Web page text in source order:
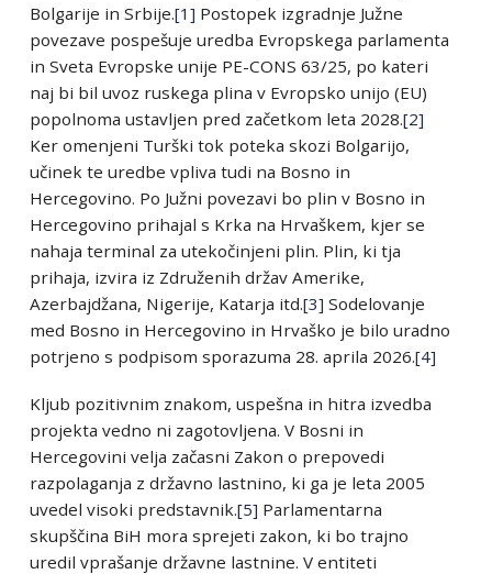
Bolgarije in Srbije.[1] Postopek izgradnje Južne
povezave pospešuje uredba Evropskega parlamenta
in Sveta Evropske unije PE-CONS 63/25, po kateri
naj bi bil uvoz ruskega plina v Evropsko unijo (EU)
popolnoma ustavljen pred začetkom leta 2028.[2]
Ker omenjeni Turški tok poteka skozi Bolgarijo,
učinek te uredbe vpliva tudi na Bosno in
Hercegovino. Po Južni povezavi bo plin v Bosno in
Hercegovino prihajal s Krka na Hrvaškem, kjer se
nahaja terminal za utekočinjeni plin. Plin, ki tja
prihaja, izvira iz Združenih držav Amerike,
Azerbajdžana, Nigerije, Katarja itd.[3] Sodelovanje
med Bosno in Hercegovino in Hrvaško je bilo uradno
potrjeno s podpisom sporazuma 28. aprila 2026.[4]
Kljub pozitivnim znakom, uspešna in hitra izvedba
projekta vedno ni zagotovljena. V Bosni in
Hercegovini velja začasni Zakon o prepovedi
razpolaganja z državno lastnino, ki ga je leta 2005
uvedel visoki predstavnik.[5] Parlamentarna
skupščina BiH mora sprejeti zakon, ki bo trajno
uredil vprašanje državne lastnine. V entiteti